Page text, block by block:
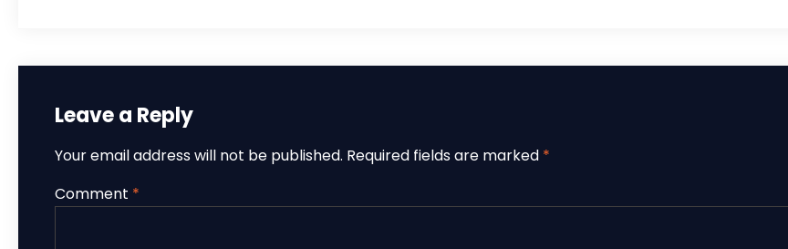
Leave a Reply
Your email address will not be published. Required fields are marked *
Comment *